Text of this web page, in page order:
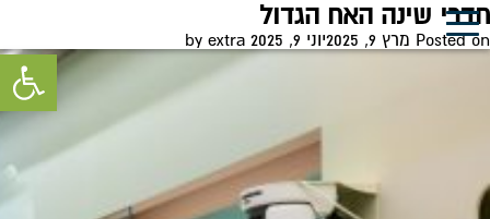
פתח
חודש:מרץ 2025
חדרי שינה האח הגדול
Posted on מרץ 9, 2025 יוני 9, 2025 extra